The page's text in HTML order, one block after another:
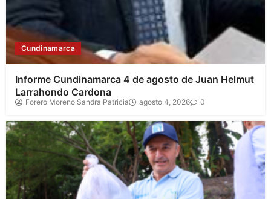
Cundinamarca
Informe Cundinamarca 4 de agosto de Juan Helmut
Larrahondo Cardona
Forero Moreno Sandra Patricia agosto 4, 2026 0